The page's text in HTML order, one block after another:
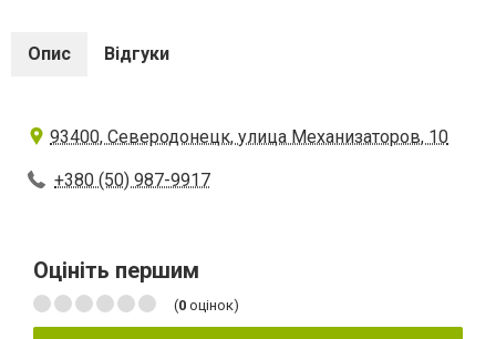
Опис Відгуки
93400, Северодонецк, улица Механизаторов, 10
+380 (50) 987-9917
Оцініть першим
(0 оцінок)